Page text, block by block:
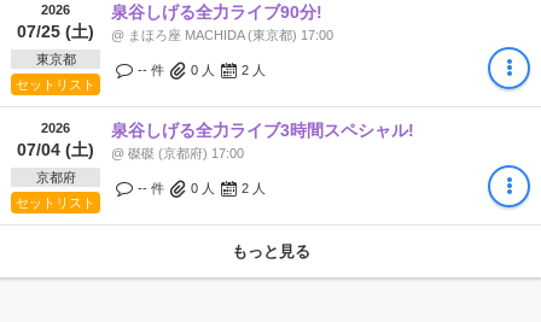
2026
07/25 (土)
東京都
セットリスト
泉谷しげる全力ライブ90分!
@ まほろ座 MACHIDA (東京都) 17:00
-- 件 0 人 2 人
2026
07/04 (土)
京都府
セットリスト
泉谷しげる全力ライブ3時間スペシャル!
@ 磔磔 (京都府) 17:00
-- 件 0 人 2 人
もっと見る